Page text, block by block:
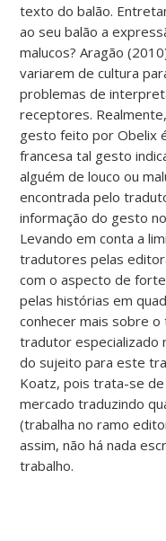
texto do balão.
ao seu balão a
malucos? Aragão
variarem de cultura
problemas de
receptores.
gesto feito por Obelix
francesa tal gesto
alguém de louco ou
encontrada pelo
informação do gesto
Levando em conta a
tradutores pelas
com o aspecto de
pelas histórias em
conhecer mais sobre
tradutor especializado
do sujeito para este
Koatz, pois trata-se
mercado traduzindo
(trabalha no ramo
assim, não há nada
trabalho.